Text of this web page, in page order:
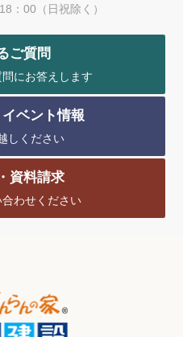
：00（日祝除く）
ご質問
にお答えします
ベント情報
しください
資料請求
わせください